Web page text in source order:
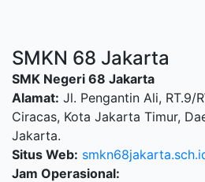
SMKN 68 Jakarta
SMK Negeri 68 Jakarta
Alamat: Jl. Pengantin Ali, RT.9/
Ciracas, Kota Jakarta Timur,
Jakarta.
Situs Web:
Jam Operasional: